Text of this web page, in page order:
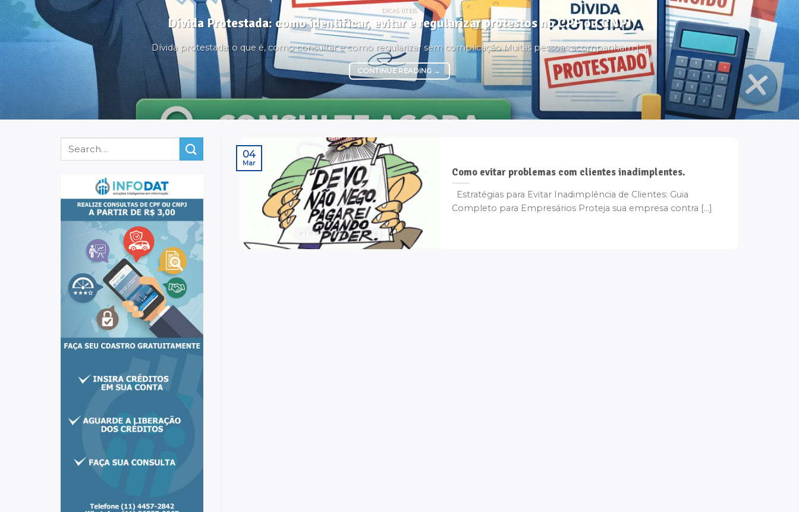
DICAS ÚTEIS
Dívida Protestada: como identificar, evitar e regularizar protestos no CPF ou CNPJ
Dívida protestada: o que é, como consultar e como regularizar sem complicação Muitas pessoas acompanham [...]
CONTINUE READING→
Como evitar problemas com clientes inadimplentes.
Estratégias para Evitar Inadimplência de Clientes: Guia
Completo para Empresários Proteja sua empresa contra [...]
04
Mar